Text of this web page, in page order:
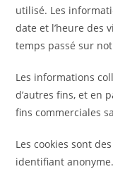
utilisé. Les
date et l’heure des
temps passé sur
Les informations
d’autres fins, et en
fins commerciales
Les cookies sont
identifiant